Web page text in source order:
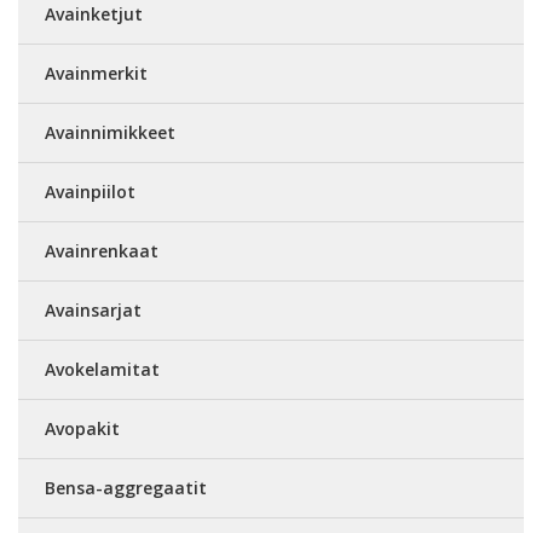
Avainketjut
Avainmerkit
Avainnimikkeet
Avainpiilot
Avainrenkaat
Avainsarjat
Avokelamitat
Avopakit
Bensa-aggregaatit